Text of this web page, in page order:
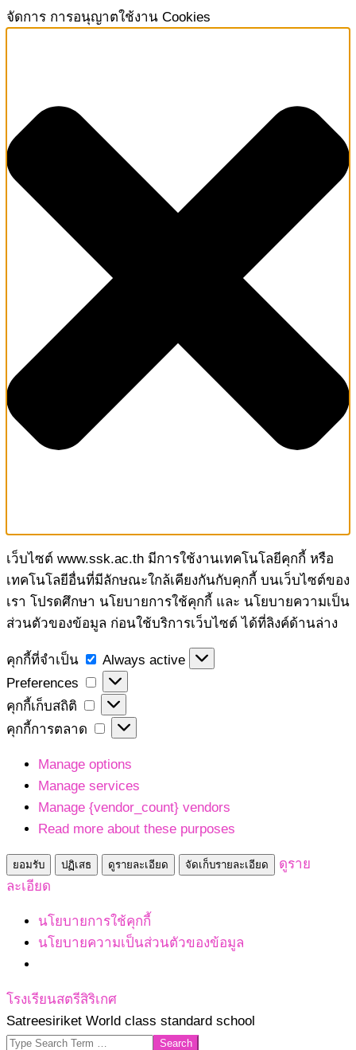
จัดการ การอนุญาตใช้งาน Cookies
เว็บไซต์ www.ssk.ac.th มีการใช้งานเทคโนโลยีคุกกี้ หรือ
เทคโนโลยีอื่นที่มีลักษณะใกล้เคียงกันกับคุกกี้ บนเว็บไซต์ของ
เรา โปรดศึกษา นโยบายการใช้คุกกี้ และ นโยบายความเป็น
ส่วนตัวของข้อมูล ก่อนใช้บริการเว็บไซต์ ได้ที่ลิงค์ด้านล่าง
คุกกี้ที่จำเป็น
คุกกี้
ที่
จำเป็น
Always active
Preferences
Preferences
คุกกี้เก็บสถิติ
คุกกี้
เก็บ
คุกกี้การตลาด
คุกกี้
ตลาด
Manage options
Manage services
Manage {vendor_count} vendors
Read more about these purposes
ยอมรับ ปฏิเสธ ดูรายละเอียด จัดเก็บรายละเอียด
ดูราย
ละเอียด
นโยบายการใช้คุกกี้
นโยบายความเป็นส่วนตัวของข้อมูล
Skip
to
content
โรงเรียนสตรีสิริเกศ
Satreesiriket World class standard school
Search